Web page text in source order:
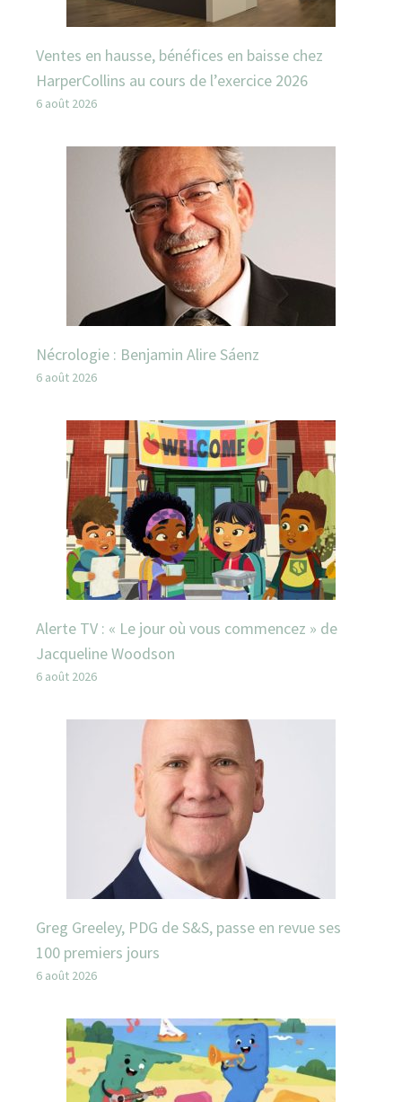
Ventes en hausse, bénéfices en baisse chez
HarperCollins au cours de l’exercice 2026
6 août 2026
Nécrologie : Benjamin Alire Sáenz
6 août 2026
Alerte TV : « Le jour où vous commencez » de
Jacqueline Woodson
6 août 2026
Greg Greeley, PDG de S&S, passe en revue ses
100 premiers jours
6 août 2026